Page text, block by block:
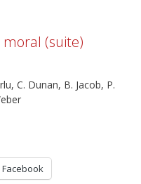
(suite)
C. Dunan, B. Jacob, P.
Facebook